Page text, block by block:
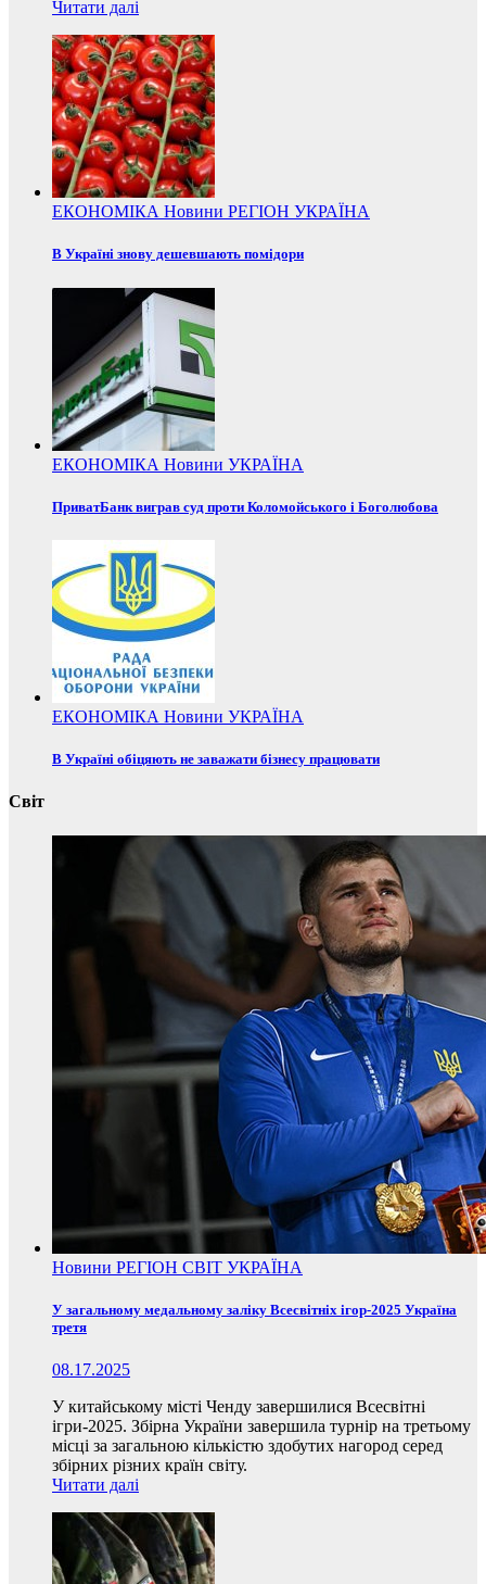
Читати далі
ЕКОНОМІКА Новини РЕГІОН УКРАЇНА
В Україні знову дешевшають помідори
ЕКОНОМІКА Новини УКРАЇНА
ПриватБанк виграв суд проти Коломойського і Боголюбова
ЕКОНОМІКА Новини УКРАЇНА
В Україні обіцяють не заважати бізнесу працювати
Світ
Новини РЕГІОН СВІТ УКРАЇНА
У загальному медальному заліку Всесвітніх ігор-2025 Україна
третя
08.17.2025
У китайському місті Ченду завершилися Всесвітні
ігри-2025. Збірна України завершила турнір на третьому
місці за загальною кількістю здобутих нагород серед
збірних різних країн світу.
Читати далі